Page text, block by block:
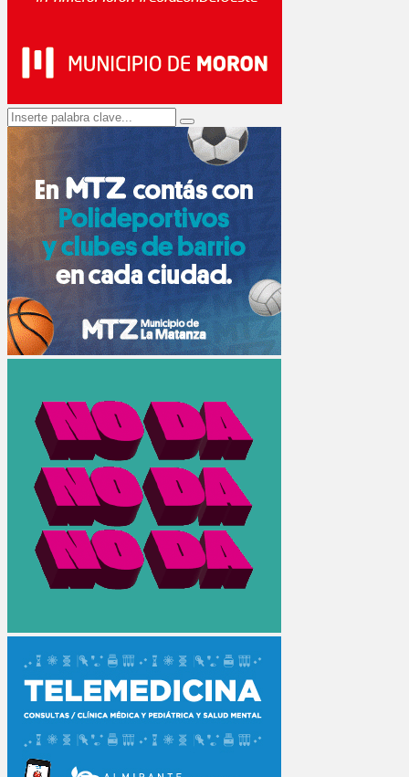
Search
for:
Search